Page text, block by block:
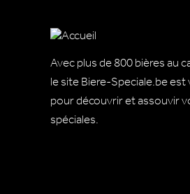
Avec plus de 800 bières au
le site Biere-Speciale.be
pour découvrir et assouvir
spéciales.